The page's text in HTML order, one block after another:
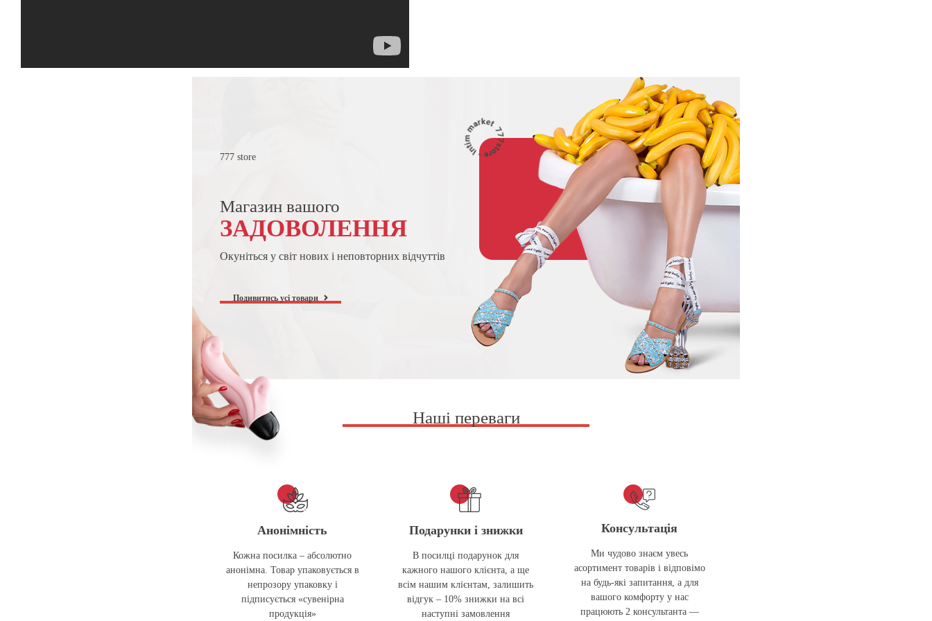
777 store
Магазин вашого
ЗАДОВОЛЕННЯ
Окуніться у світ нових і неповторних відчуттів
Подивитись усі товари
Наші переваги
Анонімність
Кожна посилка – абсолютно
анонімна. Товар упаковується в
непрозору упаковку і
підписується «сувенірна
продукція»
Подарунки і знижки
В посилці подарунок для
кажного нашого клієнта, а ще
всім нашим клієнтам, залишить
відгук – 10% знижки на всі
наступні замовлення
Консультація
Ми чудово знаєм увесь
асортимент товарів і відповімо
на будь-які запитання, а для
вашого комфорту у нас
працюють 2 консультанта —